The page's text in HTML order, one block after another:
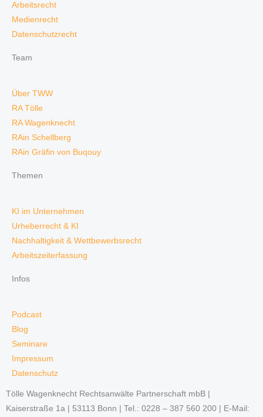
Arbeitsrecht
Medienrecht
Datenschutzrecht
Team
Über TWW
RA Tölle
RA Wagenknecht
RAin Schellberg
RAin Gräfin von Buqouy
Themen
KI im Unternehmen
Urheberrecht & KI
Nachhaltigkeit & Wettbewerbsrecht
Arbeitszeiterfassung
Infos
Podcast
Blog
Seminare
Impressum
Datenschutz
Tölle Wagenknecht Rechtsanwälte Partnerschaft mbB |
Kaiserstraße 1a | 53113 Bonn | Tel.: 0228 – 387 560 200 | E-Mail: